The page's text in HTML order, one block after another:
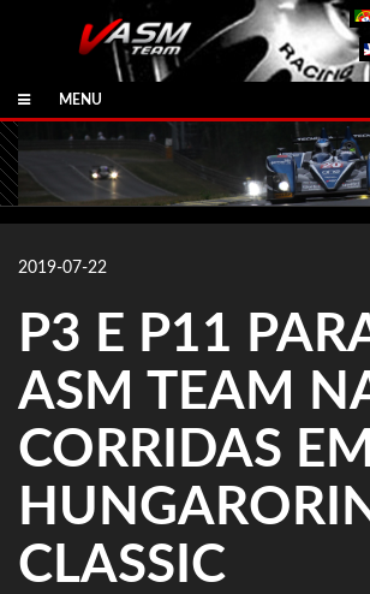
MENU
2019-07-22
P3 E P11
ASM TEAM
CORRIDAS EM
CLASSIC